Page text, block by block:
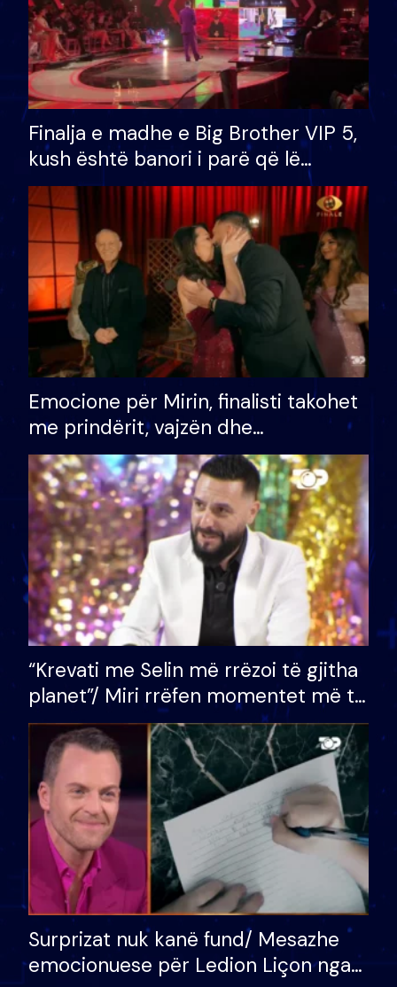
Finalja e madhe e Big Brother VIP 5,
kush është banori i parë që lë
shtëpinë dhe humb mundësinë për
të fituar çmimin e madh
Emocione për Mirin, finalisti takohet
me prindërit, vajzën dhe
bashkëshorten: S’kemi ndonjë letër
divorci apo jo?
“Krevati me Selin më rrëzoi të gjitha
planet”/ Miri rrëfen momentet më të
bukura në shtëpinë e BB VIP: Do më
mungojë zilja e mëngjesit kur…
Surprizat nuk kanë fund/ Mesazhe
emocionuese për Ledion Liçon nga